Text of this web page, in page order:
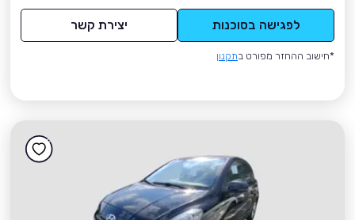
לפגישה בסוכנות יצירת קשר
*חישוב ההחזר מפורט בתקנון